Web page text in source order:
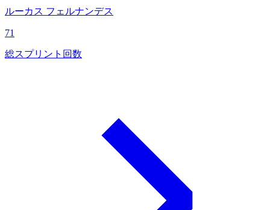
ルーカス フェルナンデス
71
総スプリント回数